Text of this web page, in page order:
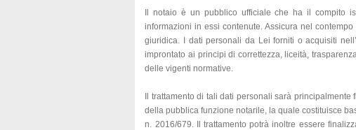
Il notaio è un pubblico ufficiale che ha il compito
informazioni in essi contenute. Assicura nel
giuridica. I dati personali da Lei forniti o acquisiti
improntato ai principi di correttezza, liceità,
delle vigenti normative.
Il trattamento di tali dati personali sarà
della pubblica funzione notarile, la quale costituisce
n. 2016/679. Il trattamento potrà inoltre essere